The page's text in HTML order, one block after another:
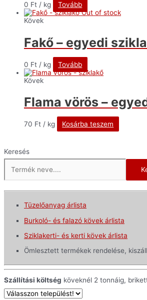
0 Ft / kg
Tovább
Out of stock
Kövek
Fakő – egyedi
0 Ft / kg
Tovább
Kövek
Flama vörös –
70 Ft / kg Kosárba teszem
Keresés
Tüzelőanyag árlista
Burkoló- és falazó kövek árlista
Sziklakerti- és kerti kövek árlista
Ömlesztett termékek rendelése,
Szállítási költség köveknél 2 tonnáig,